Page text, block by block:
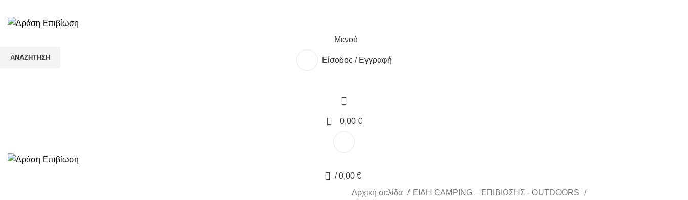
Μενού
Είσοδος / Εγγραφή
0,00 €
/ 0,00 €
Αρχική σελίδα
ΕΙΔΗ CAMPING – ΕΠΙΒΙΩΣΗΣ - OUTDOORS
ΑΝΑΖΉΤΗΣΗ